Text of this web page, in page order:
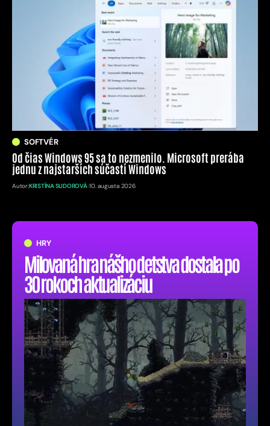
HRY
Milovaná hra nášho detstva dostala po
30 rokoch aktualizáciu
SOFTVÉR
Od čias Windows 95 sa to nezmenilo. Microsoft prerába
jednu z najstarších súčastí Windows
Autor:KRISTÍNA SUDOROVÁ 10. augusta 2026